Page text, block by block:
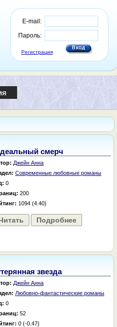
E-mail:
Пароль:
Регистрация
смерч
Джейн Анна
Современные любовные романы
0
200
1094 (4.40)
Подробнее
звезда
Джейн Анна
Любовно-фантастические романы
0
52
0 (-0.47)